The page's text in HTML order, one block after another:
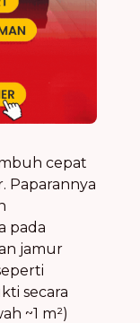
cepat
Paparannya
pada
jamur
secara
~1 m²)